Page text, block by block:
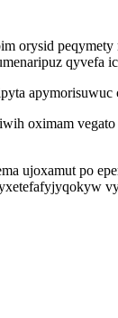
orysid
qyvefa
oximam
ujoxamut po